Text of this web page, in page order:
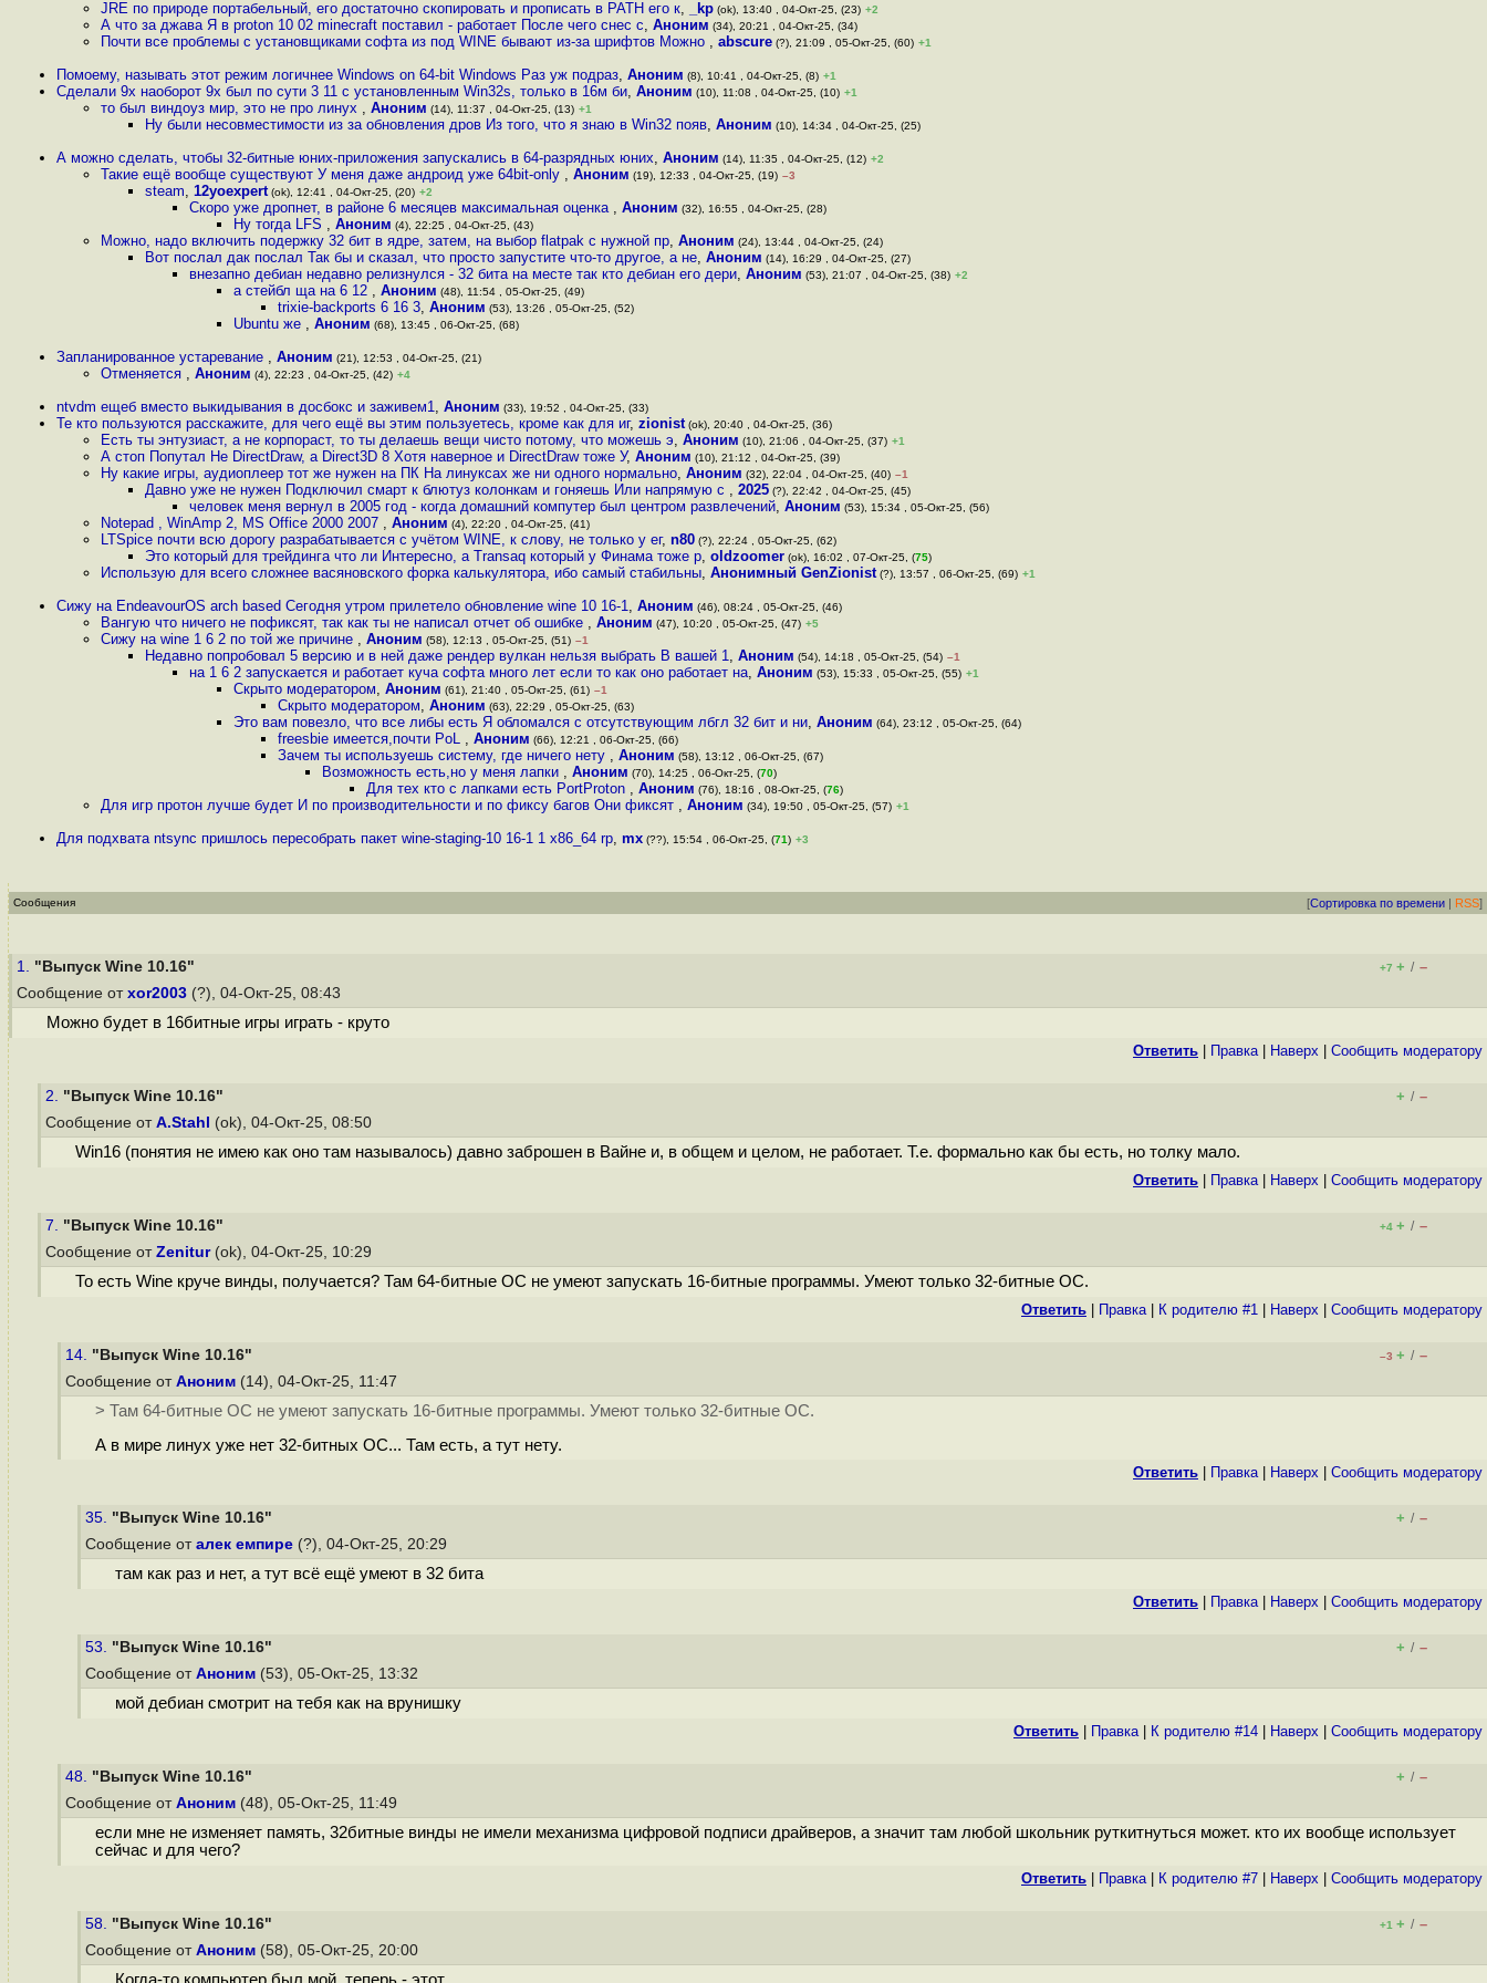
JRE по природе портабельный, его достаточно скопировать и прописать в PATH его к, _kp (ok), 13:40 , 04-Окт-25, (23) +2
А что за джава Я в proton 10 02 minecraft поставил - работает После чего снес с, Аноним (34), 20:21 , 04-Окт-25, (34)
Почти все проблемы с установщиками софта из под WINE бывают из-за шрифтов Можно , abscure (?), 21:09 , 05-Окт-25, (60) +1
Помоему, называть этот режим логичнее Windows on 64-bit Windows Раз уж подраз, Аноним (8), 10:41 , 04-Окт-25, (8) +1
Сделали 9x наоборот 9x был по сути 3 11 с установленным Win32s, только в 16м би, Аноним (10), 11:08 , 04-Окт-25, (10) +1
то был виндоуз мир, это не про линух , Аноним (14), 11:37 , 04-Окт-25, (13) +1
Ну были несовместимости из за обновления дров Из того, что я знаю в Win32 появ, Аноним (10), 14:34 , 04-Окт-25, (25)
А можно сделать, чтобы 32-битные юних-приложения запускались в 64-разрядных юних, Аноним (14), 11:35 , 04-Окт-25, (12) +2
Такие ещё вообще существуют У меня даже андроид уже 64bit-only , Аноним (19), 12:33 , 04-Окт-25, (19) –3
steam, 12yoexpert (ok), 12:41 , 04-Окт-25, (20) +2
Скоро уже дропнет, в районе 6 месяцев максимальная оценка , Аноним (32), 16:55 , 04-Окт-25, (28)
Ну тогда LFS , Аноним (4), 22:25 , 04-Окт-25, (43)
Можно, надо включить подержку 32 бит в ядре, затем, на выбор flatpak с нужной пр, Аноним (24), 13:44 , 04-Окт-25, (24)
Вот послал дак послал Так бы и сказал, что просто запустите что-то другое, а не, Аноним (14), 16:29 , 04-Окт-25, (27)
внезапно дебиан недавно релизнулся - 32 бита на месте так кто дебиан его дери, Аноним (53), 21:07 , 04-Окт-25, (38) +2
а стейбл ща на 6 12 , Аноним (48), 11:54 , 05-Окт-25, (49)
trixie-backports 6 16 3, Аноним (53), 13:26 , 05-Окт-25, (52)
Ubuntu же , Аноним (68), 13:45 , 06-Окт-25, (68)
Запланированное устаревание , Аноним (21), 12:53 , 04-Окт-25, (21)
Отменяется , Аноним (4), 22:23 , 04-Окт-25, (42) +4
ntvdm ещеб вместо выкидывания в досбокс и заживем1, Аноним (33), 19:52 , 04-Окт-25, (33)
Те кто пользуются расскажите, для чего ещё вы этим пользуетесь, кроме как для иг, zionist (ok), 20:40 , 04-Окт-25, (36)
Есть ты энтузиаст, а не корпораст, то ты делаешь вещи чисто потому, что можешь э, Аноним (10), 21:06 , 04-Окт-25, (37) +1
А стоп Попутал Не DirectDraw, а Direct3D 8 Хотя наверное и DirectDraw тоже У, Аноним (10), 21:12 , 04-Окт-25, (39)
Ну какие игры, аудиоплеер тот же нужен на ПК На линуксах же ни одного нормально, Аноним (32), 22:04 , 04-Окт-25, (40) –1
Давно уже не нужен Подключил смарт к блютуз колонкам и гоняешь Или напрямую с , 2025 (?), 22:42 , 04-Окт-25, (45)
человек меня вернул в 2005 год - когда домашний компутер был центром развлечений, Аноним (53), 15:34 , 05-Окт-25, (56)
Notepad , WinAmp 2, MS Office 2000 2007 , Аноним (4), 22:20 , 04-Окт-25, (41)
LTSpice почти всю дорогу разрабатывается с учётом WINE, к слову, не только у ег, n80 (?), 22:24 , 05-Окт-25, (62)
Это который для трейдинга что ли Интересно, а Transaq который у Финама тоже р, oldzoomer (ok), 16:02 , 07-Окт-25, (75)
Использую для всего сложнее васяновского форка калькулятора, ибо самый стабильны, Анонимный GenZionist (?), 13:57 , 06-Окт-25, (69) +1
Сижу на EndeavourOS arch based Сегодня утром прилетело обновление wine 10 16-1, Аноним (46), 08:24 , 05-Окт-25, (46)
Вангую что ничего не пофиксят, так как ты не написал отчет об ошибке , Аноним (47), 10:20 , 05-Окт-25, (47) +5
Сижу на wine 1 6 2 по той же причине , Аноним (58), 12:13 , 05-Окт-25, (51) –1
Недавно попробовал 5 версию и в ней даже рендер вулкан нельзя выбрать В вашей 1, Аноним (54), 14:18 , 05-Окт-25, (54) –1
на 1 6 2 запускается и работает куча софта много лет если то как оно работает на, Аноним (53), 15:33 , 05-Окт-25, (55) +1
Скрыто модератором, Аноним (61), 21:40 , 05-Окт-25, (61) –1
Скрыто модератором, Аноним (63), 22:29 , 05-Окт-25, (63)
Это вам повезло, что все либы есть Я обломался с отсутствующим лбгл 32 бит и ни, Аноним (64), 23:12 , 05-Окт-25, (64)
freesbie имеется,почти PoL , Аноним (66), 12:21 , 06-Окт-25, (66)
Зачем ты используешь систему, где ничего нету , Аноним (58), 13:12 , 06-Окт-25, (67)
Возможность есть,но у меня лапки , Аноним (70), 14:25 , 06-Окт-25, (70)
Для тех кто с лапками есть PortProton , Аноним (76), 18:16 , 08-Окт-25, (76)
Для игр протон лучше будет И по производительности и по фиксу багов Они фиксят , Аноним (34), 19:50 , 05-Окт-25, (57) +1
Для подхвата ntsync пришлось пересобрать пакет wine-staging-10 16-1 1 x86_64 rp, mx (??), 15:54 , 06-Окт-25, (71) +3
Сообщения [Сортировка по времени | RSS]
1. "Выпуск Wine 10.16" +7 + / –
Сообщение от xor2003 (?), 04-Окт-25, 08:43
Можно будет в 16битные игры играть - круто
Ответить Правка| Наверх Cообщить модератору
2. "Выпуск Wine 10.16" + / –
Сообщение от A.Stahl (ok), 04-Окт-25, 08:50
Win16 (понятия не имею как оно там называлось) давно заброшен в Вайне и, в общем и целом, не работает. Т.е. формально как бы есть, но толку мало.
Ответить Правка| Наверх Cообщить модератору
7. "Выпуск Wine 10.16" +4 + / –
Сообщение от Zenitur(ok), 04-Окт-25, 10:29
То есть Wine круче винды, получается? Там 64-битные ОС не умеют запускать 16-битные программы. Умеют только 32-битные ОС.
Ответить Правка| К родителю #1 Наверх Cообщить модератору
14. "Выпуск Wine 10.16" –3 + / –
Сообщение от Аноним (14), 04-Окт-25, 11:47
> Там 64-битные ОС не умеют запускать 16-битные программы. Умеют только 32-битные ОС.
А в мире линух уже нет 32-битных ОС... Там есть, а тут нету.
Ответить Правка| Наверх Cообщить модератору
35. "Выпуск Wine 10.16" + / –
Сообщение от алек емпире (?), 04-Окт-25, 20:29
там как раз и нет, а тут всё ещё умеют в 32 бита
Ответить Правка| Наверх Cообщить модератору
53. "Выпуск Wine 10.16" + / –
Сообщение от Аноним (53), 05-Окт-25, 13:32
мой дебиан смотрит на тебя как на врунишку
Ответить Правка| К родителю #14 Наверх Cообщить модератору
48. "Выпуск Wine 10.16" + / –
Сообщение от Аноним (48), 05-Окт-25, 11:49
если мне не изменяет память, 32битные винды не имели механизма цифровой подписи драйверов, а значит там любой школьник руткитнуться может. кто их вообще использует
сейчас и для чего?
Ответить Правка| К родителю #7 Наверх Cообщить модератору
58. "Выпуск Wine 10.16" +1 + / –
Сообщение от Аноним (58), 05-Окт-25, 20:00